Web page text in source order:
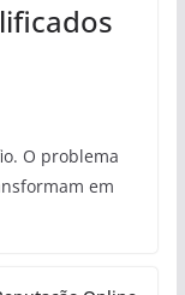
O problema
em